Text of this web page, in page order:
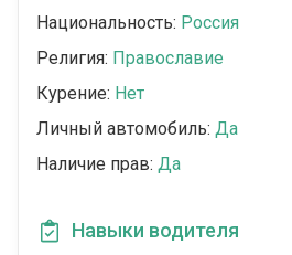
Национальность: Россия
Религия: Православие
Курение: Нет
Личный автомобиль: Да
Наличие прав: Да
Навыки водителя